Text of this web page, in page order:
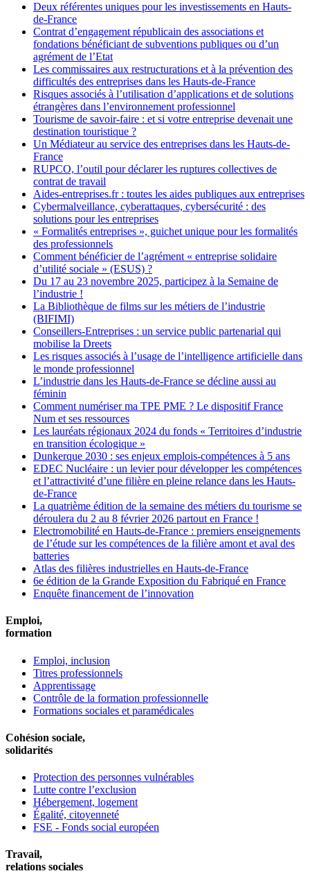
Deux référentes uniques pour les investissements en Hauts-
de-France
Contrat d’engagement républicain des associations et
fondations bénéficiant de subventions publiques ou d’un
agrément de l’Etat
Les commissaires aux restructurations et à la prévention des
difficultés des entreprises dans les Hauts-de-France
Risques associés à l’utilisation d’applications et de solutions
étrangères dans l’environnement professionnel
Tourisme de savoir-faire : et si votre entreprise devenait une
destination touristique ?
Un Médiateur au service des entreprises dans les Hauts-de-
France
RUPCO, l’outil pour déclarer les ruptures collectives de
contrat de travail
Aides-entreprises.fr : toutes les aides publiques aux entreprises
Cybermalveillance, cyberattaques, cybersécurité : des
solutions pour les entreprises
« Formalités entreprises », guichet unique pour les formalités
des professionnels
Comment bénéficier de l’agrément « entreprise solidaire
d’utilité sociale » (ESUS) ?
Du 17 au 23 novembre 2025, participez à la Semaine de
l’industrie !
La Bibliothèque de films sur les métiers de l’industrie
(BIFIMI)
Conseillers-Entreprises : un service public partenarial qui
mobilise la Dreets
Les risques associés à l’usage de l’intelligence artificielle dans
le monde professionnel
L’industrie dans les Hauts-de-France se décline aussi au
féminin
Comment numériser ma TPE PME ? Le dispositif France
Num et ses ressources
Les lauréats régionaux 2024 du fonds « Territoires d’industrie
en transition écologique »
Dunkerque 2030 : ses enjeux emplois-compétences à 5 ans
EDEC Nucléaire : un levier pour développer les compétences
et l’attractivité d’une filière en pleine relance dans les Hauts-
de-France
La quatrième édition de la semaine des métiers du tourisme se
déroulera du 2 au 8 février 2026 partout en France !
Electromobilité en Hauts-de-France : premiers enseignements
de l’étude sur les compétences de la filière amont et aval des
batteries
Atlas des filières industrielles en Hauts-de-France
6e édition de la Grande Exposition du Fabriqué en France
Enquête financement de l’innovation
Emploi,
formation
Emploi, inclusion
Titres professionnels
Apprentissage
Contrôle de la formation professionnelle
Formations sociales et paramédicales
Cohésion sociale,
solidarités
Protection des personnes vulnérables
Lutte contre l’exclusion
Hébergement, logement
Égalité, citoyenneté
FSE - Fonds social européen
Travail,
relations sociales